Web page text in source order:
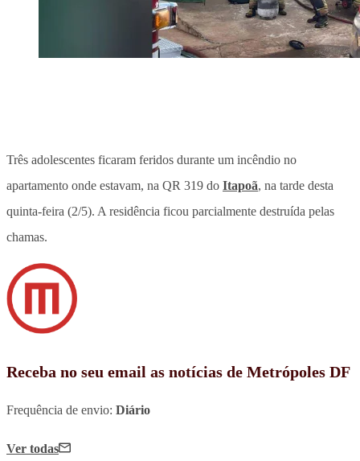
Três adolescentes ficaram feridos durante um incêndio no
apartamento onde estavam, na QR 319 do Itapoã, na tarde desta
quinta-feira (2/5). A residência ficou parcialmente destruída pelas
chamas.
Receba no seu email as notícias de Metrópoles DF
Frequência de envio: Diário
Ver todas